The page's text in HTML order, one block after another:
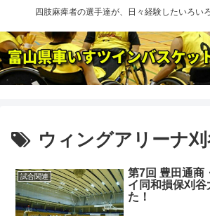
四肢麻痺者の選手達が、日々経験したいろい
ウィングアリーナ
試合関連
第7回 豊田通商
イ同和損保刈谷
た！